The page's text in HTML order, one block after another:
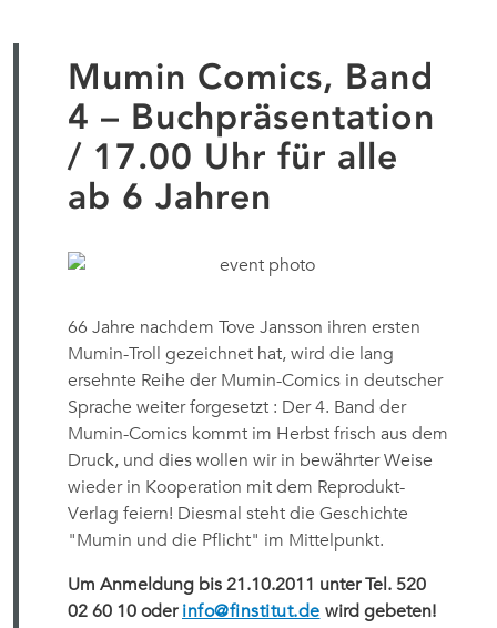
Mumin Comics, Band
4 – Buchpräsentation
/ 17.00 Uhr für alle
ab 6 Jahren
66 Jahre nachdem Tove Jansson ihren ersten
Mumin-Troll gezeichnet hat, wird die lang
ersehnte Reihe der Mumin-Comics in deutscher
Sprache weiter forgesetzt : Der 4. Band der
Mumin-Comics kommt im Herbst frisch aus dem
Druck, und dies wollen wir in bewährter Weise
wieder in Kooperation mit dem Reprodukt-
Verlag feiern! Diesmal steht die Geschichte
"Mumin und die Pflicht" im Mittelpunkt.
Um Anmeldung bis 21.10.2011 unter Tel. 520
02 60 10 oder info@finstitut.de wird gebeten!